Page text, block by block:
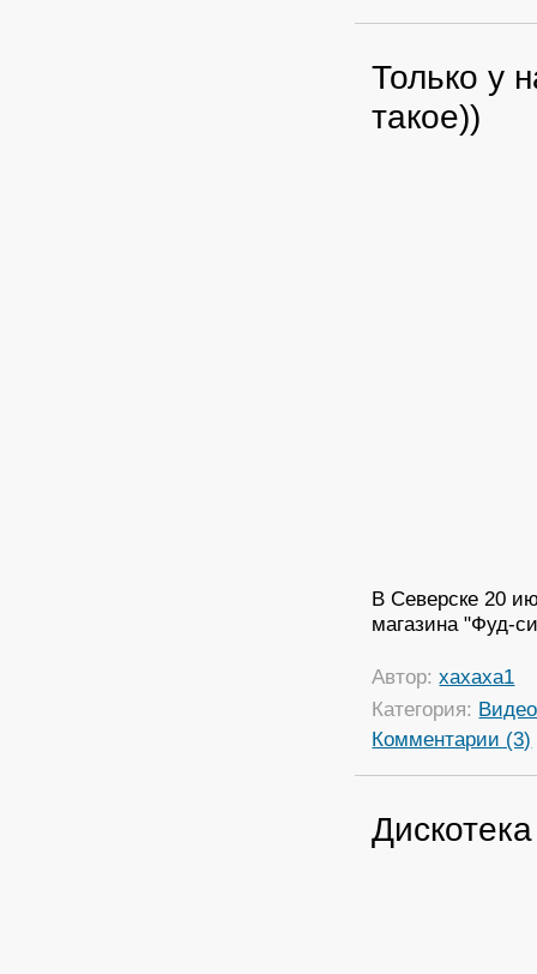
Только у
такое))
В Северске 20
магазина "Фуд-
Автор:xaxaxa1
Категория: Видео
Комментарии (3)